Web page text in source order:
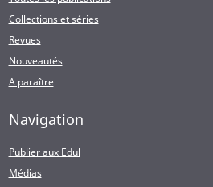
Collections et séries
Revues
Nouveautés
A paraître
Navigation
Publier aux Edul
Médias